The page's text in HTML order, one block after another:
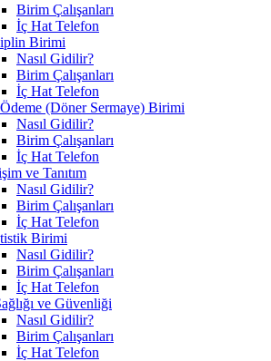
Birim Çalışanları
İç Hat Telefon
Birimi
Nasıl Gidilir?
Birim Çalışanları
İç Hat Telefon
(Döner Sermaye) Birimi
Nasıl Gidilir?
Birim Çalışanları
İç Hat Telefon
ve Tanıtım
Nasıl Gidilir?
Birim Çalışanları
İç Hat Telefon
Birimi
Nasıl Gidilir?
Birim Çalışanları
İç Hat Telefon
ve Güvenliği
Nasıl Gidilir?
Birim Çalışanları
İç Hat Telefon